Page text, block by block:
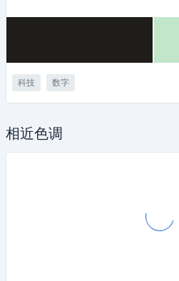
科技 数字
相近色调